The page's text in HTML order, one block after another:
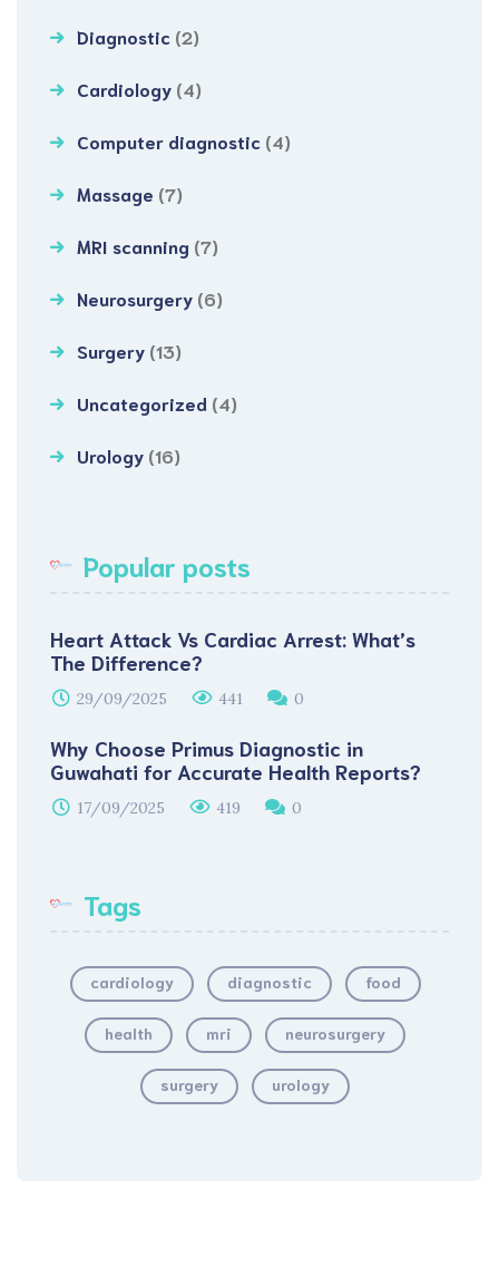
Diagnostic (2)
Cardiology (4)
Computer diagnostic (4)
Massage (7)
MRI scanning (7)
Neurosurgery (6)
Surgery (13)
Uncategorized (4)
Urology (16)
Popular posts
Heart Attack Vs Cardiac Arrest: What’s
The Difference?
29/09/2025 441 0
Why Choose Primus Diagnostic in
Guwahati for Accurate Health Reports?
17/09/2025 419 0
Tags
cardiology diagnostic food
health mri neurosurgery
surgery urology